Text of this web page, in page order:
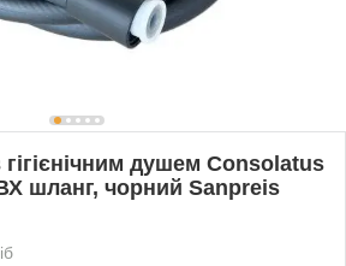
гігієнічним душем Consolatus
шланг, чорний Sanpreis